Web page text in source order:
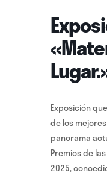
Exposición
de los
panorama
Premios de
2025,